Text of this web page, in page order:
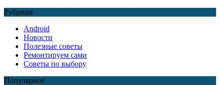
Рубрики
Android
Новости
Полезные советы
Ремонтируем сами
Советы по выбору
Популярное